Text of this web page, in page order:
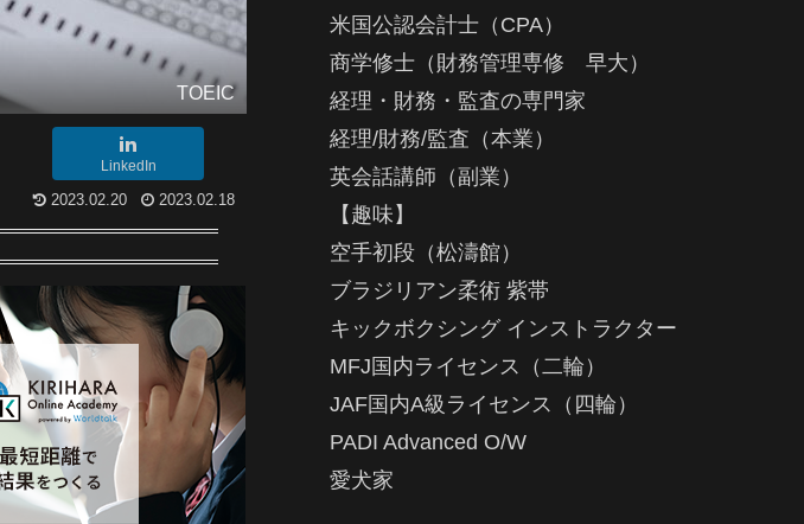
TOEIC
LinkedIn
2023.02.20 2023.02.18
米国公認会計士（CPA）
商学修士（財務管理専修 早大）
経理・財務・監査の専門家
経理/財務/監査（本業）
英会話講師（副業）
【趣味】
空手初段（松濤館）
ブラジリアン柔術 紫帯
キックボクシング インストラクター
MFJ国内ライセンス（二輪）
JAF国内A級ライセンス（四輪）
PADI Advanced O/W
愛犬家